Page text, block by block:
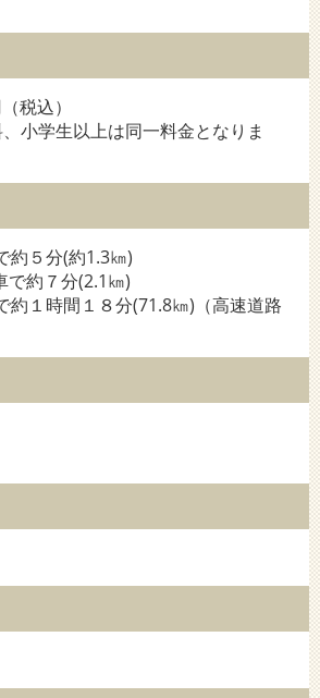
税込）
小学生以上は同一料金となりま
約５分(約1.3㎞)
で約７分(2.1㎞)
約１時間１８分(71.8㎞)（高速道路